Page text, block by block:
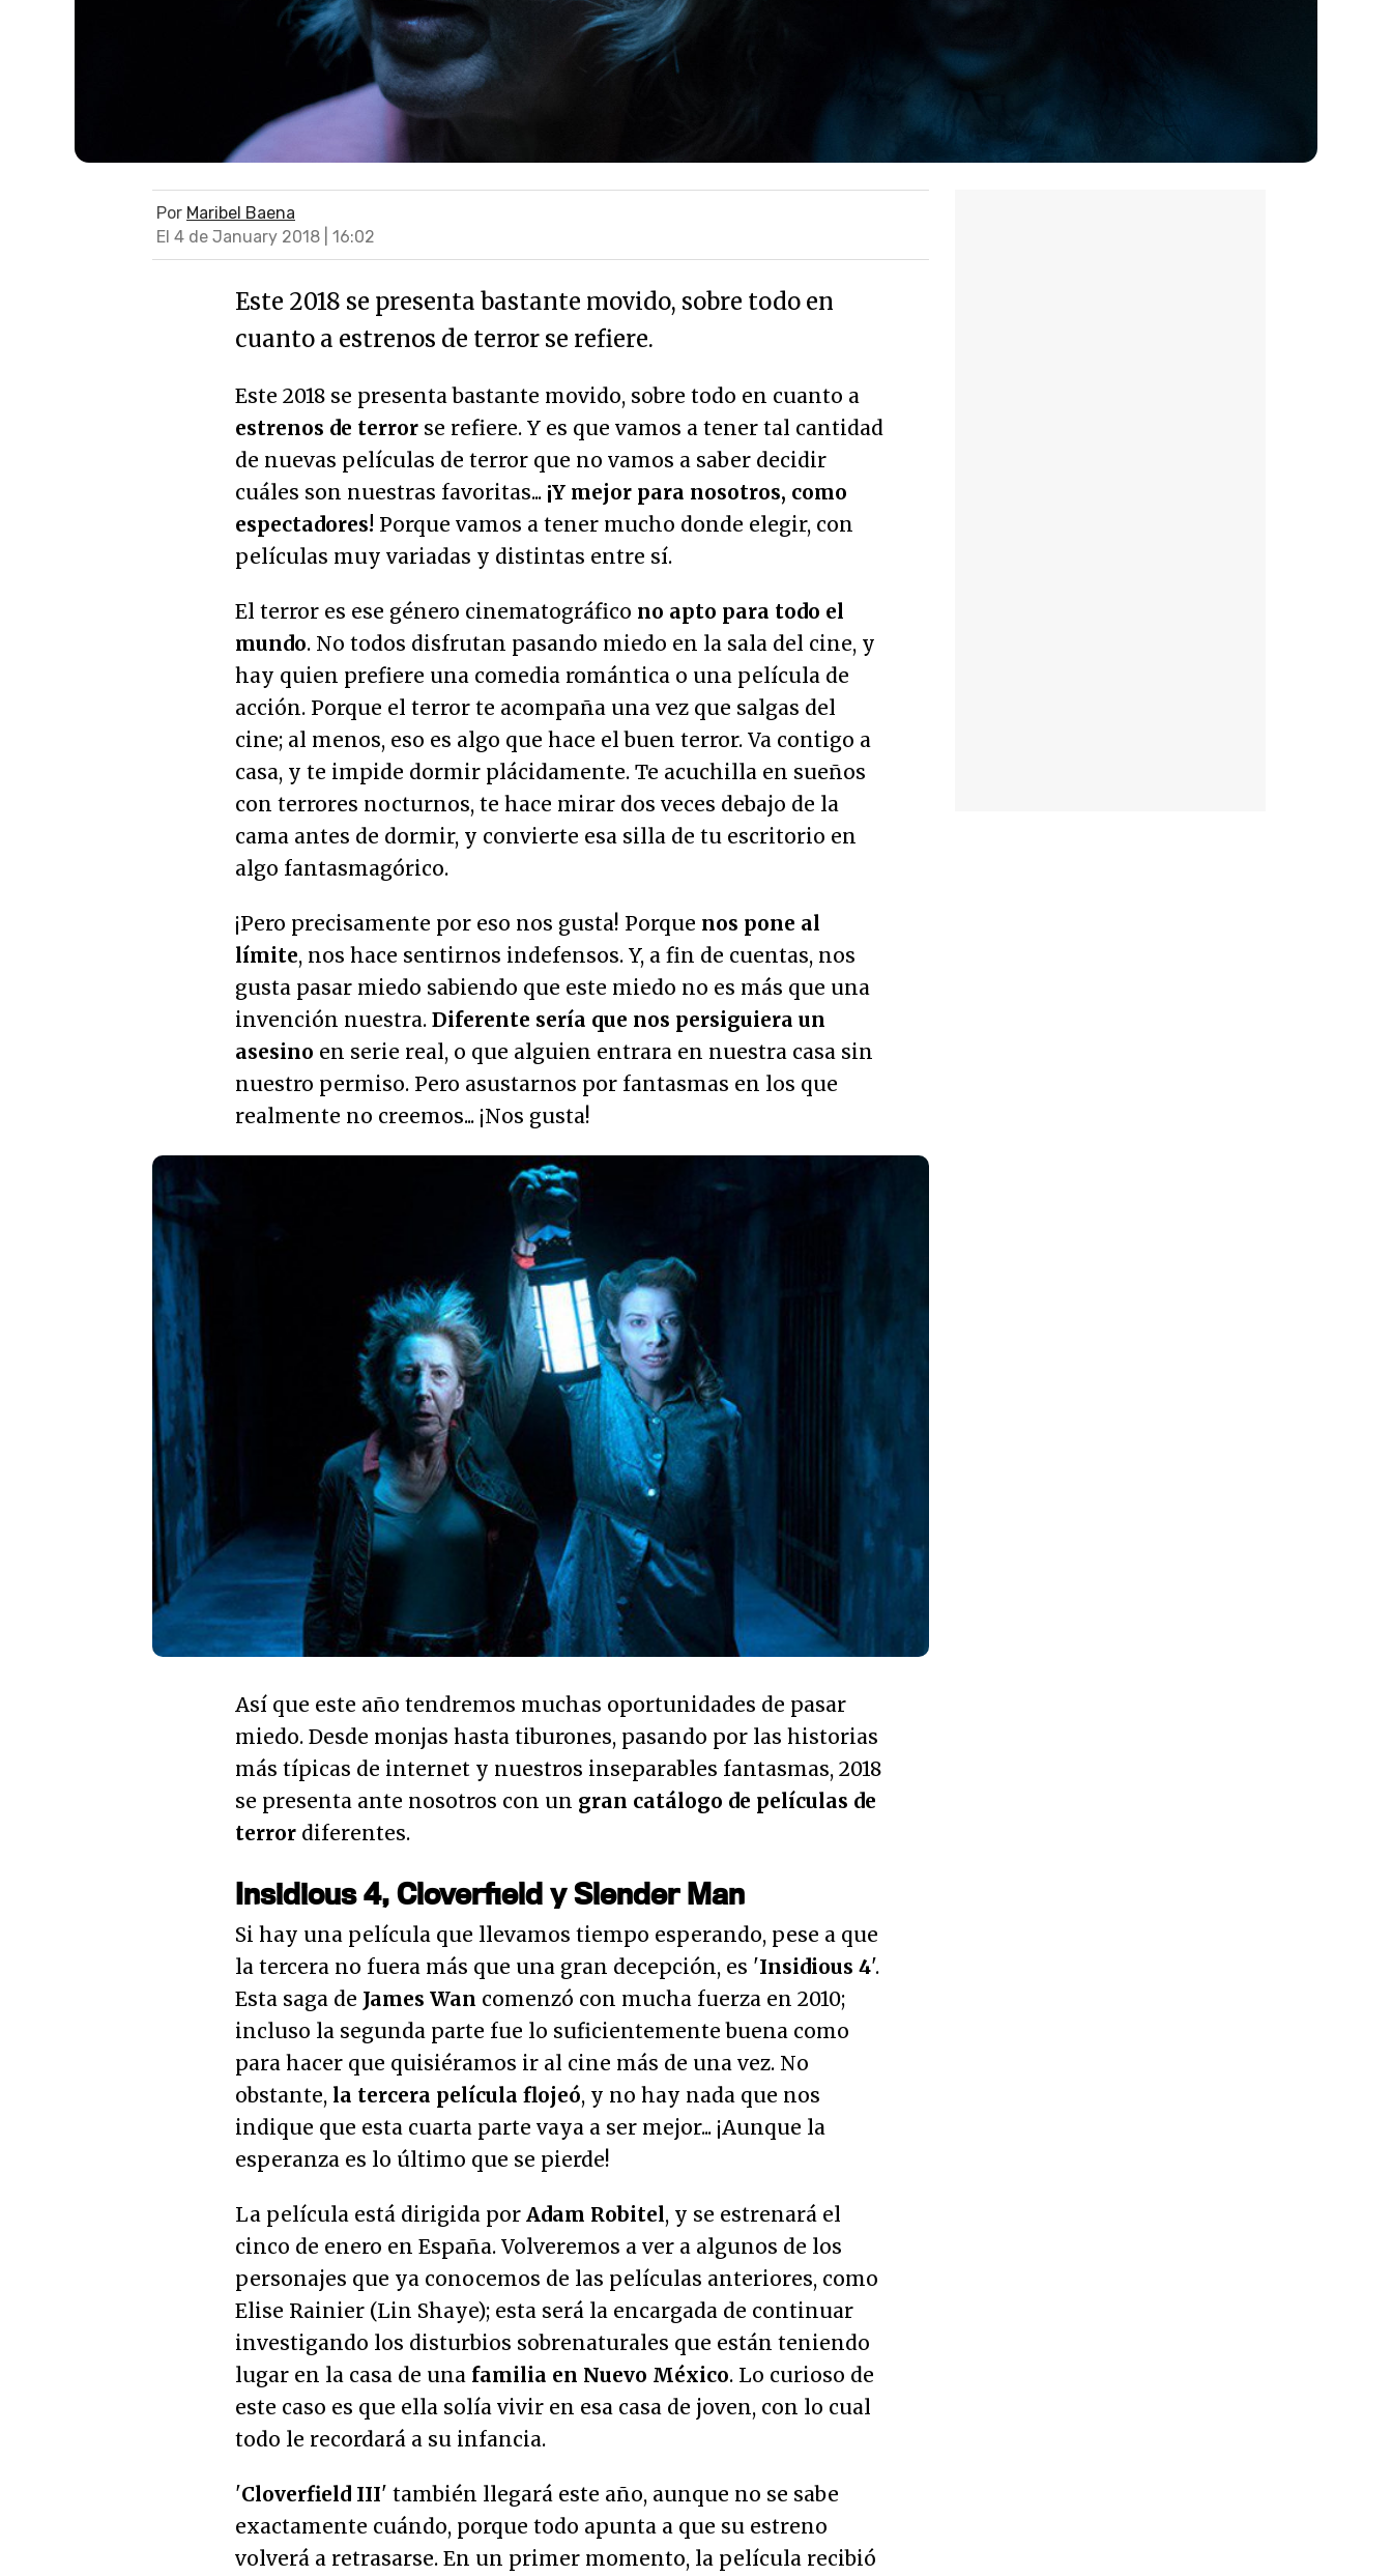
Por Maribel Baena
El 4 de January 2018 | 16:02
Este 2018 se presenta bastante movido, sobre todo en
cuanto a estrenos de terror se refiere.
Este 2018 se presenta bastante movido, sobre todo en cuanto a
estrenos de terror se refiere. Y es que vamos a tener tal cantidad
de nuevas películas de terror que no vamos a saber decidir
cuáles son nuestras favoritas... ¡Y mejor para nosotros, como
espectadores! Porque vamos a tener mucho donde elegir, con
películas muy variadas y distintas entre sí.
El terror es ese género cinematográfico no apto para todo el
mundo. No todos disfrutan pasando miedo en la sala del cine, y
hay quien prefiere una comedia romántica o una película de
acción. Porque el terror te acompaña una vez que salgas del
cine; al menos, eso es algo que hace el buen terror. Va contigo a
casa, y te impide dormir plácidamente. Te acuchilla en sueños
con terrores nocturnos, te hace mirar dos veces debajo de la
cama antes de dormir, y convierte esa silla de tu escritorio en
algo fantasmagórico.
¡Pero precisamente por eso nos gusta! Porque nos pone al
límite, nos hace sentirnos indefensos. Y, a fin de cuentas, nos
gusta pasar miedo sabiendo que este miedo no es más que una
invención nuestra. Diferente sería que nos persiguiera un
asesino en serie real, o que alguien entrara en nuestra casa sin
nuestro permiso. Pero asustarnos por fantasmas en los que
realmente no creemos... ¡Nos gusta!
Así que este año tendremos muchas oportunidades de pasar
miedo. Desde monjas hasta tiburones, pasando por las historias
más típicas de internet y nuestros inseparables fantasmas, 2018
se presenta ante nosotros con un gran catálogo de películas de
terror diferentes.
Insidious 4, Cloverfield y Slender Man
Si hay una película que llevamos tiempo esperando, pese a que
la tercera no fuera más que una gran decepción, es 'Insidious 4'.
Esta saga de James Wan comenzó con mucha fuerza en 2010;
incluso la segunda parte fue lo suficientemente buena como
para hacer que quisiéramos ir al cine más de una vez. No
obstante, la tercera película flojeó, y no hay nada que nos
indique que esta cuarta parte vaya a ser mejor... ¡Aunque la
esperanza es lo último que se pierde!
La película está dirigida por Adam Robitel, y se estrenará el
cinco de enero en España. Volveremos a ver a algunos de los
personajes que ya conocemos de las películas anteriores, como
Elise Rainier (Lin Shaye); esta será la encargada de continuar
investigando los disturbios sobrenaturales que están teniendo
lugar en la casa de una familia en Nuevo México. Lo curioso de
este caso es que ella solía vivir en esa casa de joven, con lo cual
todo le recordará a su infancia.
'Cloverfield III' también llegará este año, aunque no se sabe
exactamente cuándo, porque todo apunta a que su estreno
volverá a retrasarse. En un primer momento, la película recibió